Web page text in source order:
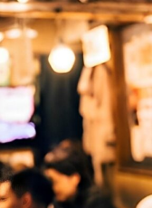
i
g
a
t
i
o
n